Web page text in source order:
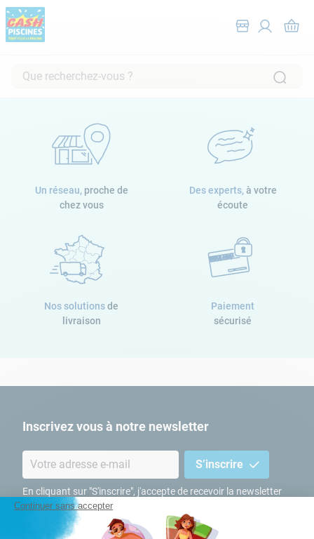
Que recherchez-vous ?
Un réseau, proche de
chez vous
Des experts, à votre
écoute
Nos solutionsde
livraison
Paiement
sécurisé
Inscrivez vous à notre newsletter
S’inscrire
En cliquant sur "S'inscrire", j'accepte de recevoir la newsletter
Cash Piscines par email. J'accepte les termes & conditions de
politique de confidentialité Cash Piscines
pompe filtration piscine
2.
piscine hors sol
aspirateur
6.
tuyau
7.
spa
skimmer
Continuer sans accepter